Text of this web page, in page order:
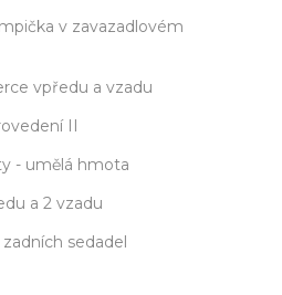
v zavazadlovém
vpředu a vzadu
II
- umělá hmota
a 2 vzadu
sedadel